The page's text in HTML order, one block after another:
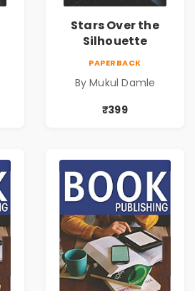
Stars Over the
Silhouette
PAPERBACK
By Mukul Damle
₹399